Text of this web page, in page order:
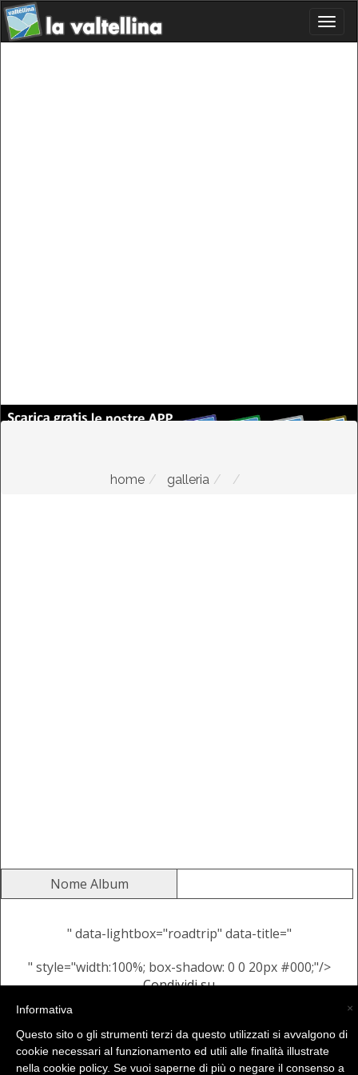
home galleria
Nome Album
" data-lightbox="roadtrip" data-title="
" style="width:100%; box-shadow: 0 0 20px #000;"/>
Condividi su
Alcune Immagini Casuali dallo
stesso Album
×
Informativa
Questo sito o gli strumenti terzi da questo utilizzati si avvalgono di
cookie necessari al funzionamento ed utili alle finalità illustrate
nella cookie policy. Se vuoi saperne di più o negare il consenso a